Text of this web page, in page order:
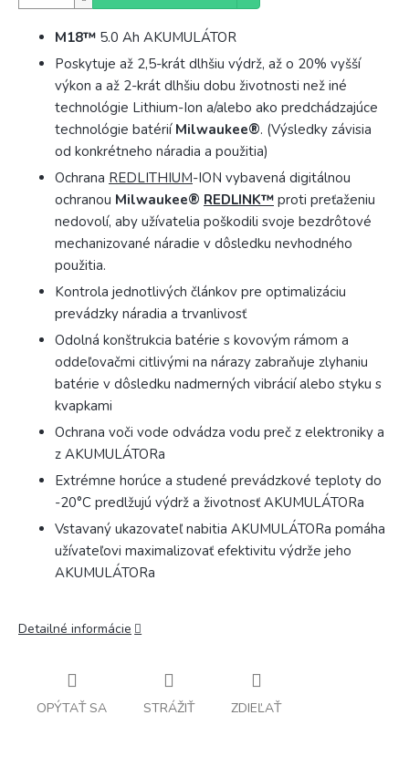
M18™ 5.0 Ah AKUMULÁTOR
Poskytuje až 2,5-krát dlhšiu výdrž, až o 20% vyšší
výkon a až 2-krát dlhšiu dobu životnosti než iné
technológie Lithium-Ion a/alebo ako predchádzajúce
technológie batérií Milwaukee®. (Výsledky závisia
od konkrétneho náradia a použitia)
Ochrana REDLITHIUM-ION vybavená digitálnou
ochranou Milwaukee® REDLINK™ proti preťaženiu
nedovolí, aby užívatelia poškodili svoje bezdrôtové
mechanizované náradie v dôsledku nevhodného
použitia.
Kontrola jednotlivých článkov pre optimalizáciu
prevádzky náradia a trvanlivosť
Odolná konštrukcia batérie s kovovým rámom a
oddeľovačmi citlivými na nárazy zabraňuje zlyhaniu
batérie v dôsledku nadmerných vibrácií alebo styku s
kvapkami
Ochrana voči vode odvádza vodu preč z elektroniky a
z AKUMULÁTORa
Extrémne horúce a studené prevádzkové teploty do
-20°C predlžujú výdrž a životnosť AKUMULÁTORa
Vstavaný ukazovateľ nabitia AKUMULÁTORa pomáha
užívateľovi maximalizovať efektivitu výdrže jeho
AKUMULÁTORa
Detailné informácie
OPÝTAŤ SA STRÁŽIŤ ZDIEĽAŤ